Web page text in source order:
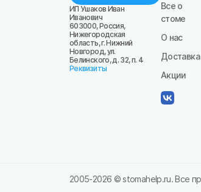
ИП Ушаков Иван
Иванович
603000, Россия,
Нижегородская
область, г. Нижний
Новгород, ул.
Белинского, д. 32, п. 4
Реквизиты
Все о
стоме
О нас
Доставка
Акции
2005-2026 © stomahelp.ru. Все